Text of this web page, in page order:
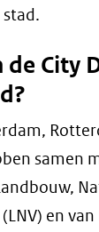
City
samen
en